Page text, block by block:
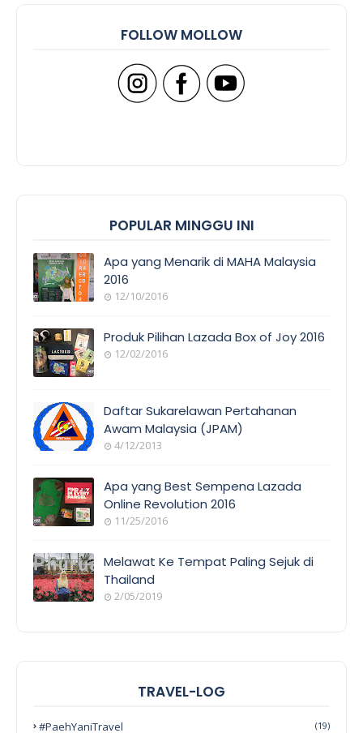
FOLLOW MOLLOW
POPULAR MINGGU INI
Apa yang Menarik di MAHA Malaysia
2016
12/10/2016
Produk Pilihan Lazada Box of Joy 2016
12/02/2016
Daftar Sukarelawan Pertahanan
Awam Malaysia (JPAM)
4/12/2013
Apa yang Best Sempena Lazada
Online Revolution 2016
11/25/2016
Melawat Ke Tempat Paling Sejuk di
Thailand
2/05/2019
TRAVEL-LOG
#PaehYaniTravel (19)